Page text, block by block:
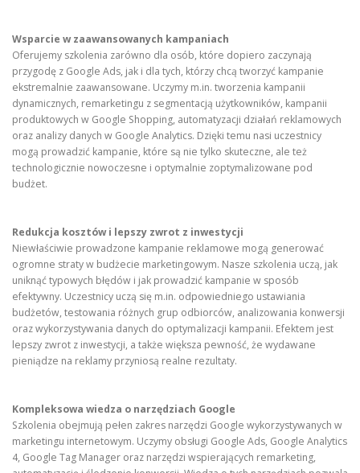
Wsparcie w zaawansowanych kampaniach
Oferujemy szkolenia zarówno dla osób, które dopiero zaczynają
przygodę z Google Ads, jak i dla tych, którzy chcą tworzyć kampanie
ekstremalnie zaawansowane. Uczymy m.in. tworzenia kampanii
dynamicznych, remarketingu z segmentacją użytkowników, kampanii
produktowych w Google Shopping, automatyzacji działań reklamowych
oraz analizy danych w Google Analytics. Dzięki temu nasi uczestnicy
mogą prowadzić kampanie, które są nie tylko skuteczne, ale też
technologicznie nowoczesne i optymalnie zoptymalizowane pod
budżet.
Redukcja kosztów i lepszy zwrot z inwestycji
Niewłaściwie prowadzone kampanie reklamowe mogą generować
ogromne straty w budżecie marketingowym. Nasze szkolenia uczą, jak
uniknąć typowych błędów i jak prowadzić kampanie w sposób
efektywny. Uczestnicy uczą się m.in. odpowiedniego ustawiania
budżetów, testowania różnych grup odbiorców, analizowania konwersji
oraz wykorzystywania danych do optymalizacji kampanii. Efektem jest
lepszy zwrot z inwestycji, a także większa pewność, że wydawane
pieniądze na reklamy przyniosą realne rezultaty.
Kompleksowa wiedza o narzędziach Google
Szkolenia obejmują pełen zakres narzędzi Google wykorzystywanych w
marketingu internetowym. Uczymy obsługi Google Ads, Google Analytics
4, Google Tag Manager oraz narzędzi wspierających remarketing,